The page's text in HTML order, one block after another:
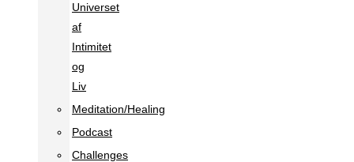
Universet
af
Intimitet
og
Liv
Meditation/Healing
Podcast
Challenges